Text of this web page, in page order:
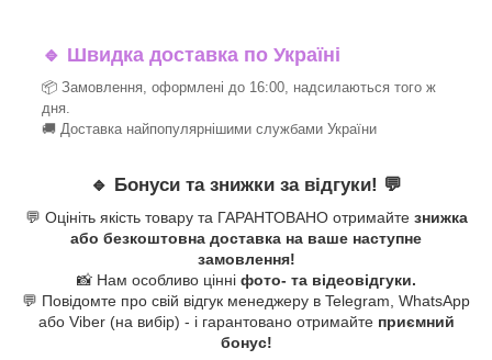
🔹 Швидка доставка по Україні
📦 Замовлення, оформлені до 16:00, надсилаються того ж
дня.
🚚 Доставка найпопулярнішими службами України
🔹 Бонуси та знижки за відгуки! 💬
💬 Оцініть якість товару та ГАРАНТОВАНО отримайте знижка
або безкоштовна доставка на ваше наступне
замовлення!
📸 Нам особливо цінні фото- та відеовідгуки.
💬 Повідомте про свій відгук менеджеру в Telegram, WhatsApp
або Viber (на вибір) - і гарантовано отримайте приємний
бонус!